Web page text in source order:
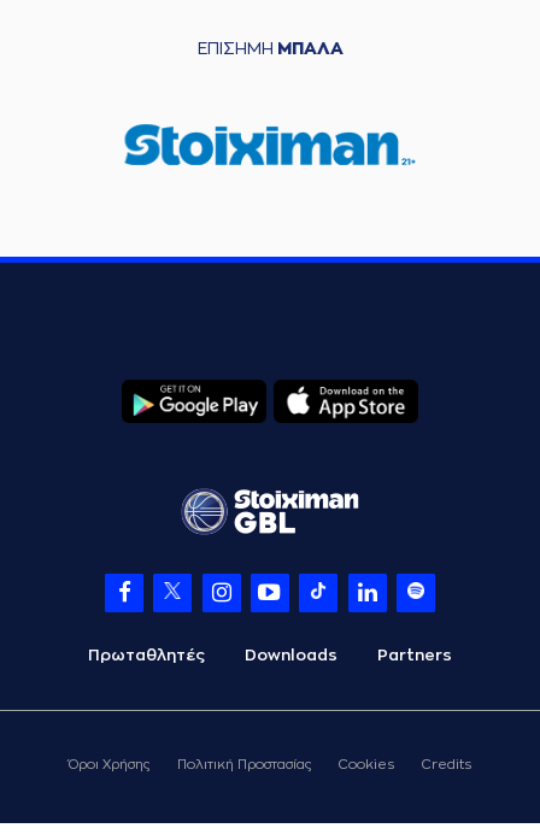
ΕΠΙΣΗΜΗ ΜΠΑΛΑ
Πρωταθλητές Downloads Partners
Όροι Χρήσης Πολιτική Προστασίας Cookies Credits